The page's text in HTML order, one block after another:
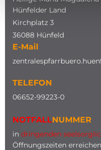
Hünfelder Land
Kirchplatz 3
36088 Hünfeld
E-Mail
TELEFON
06652-99223-0
NOTFALLNUMMER
in dringenden
Öffnungszeiten